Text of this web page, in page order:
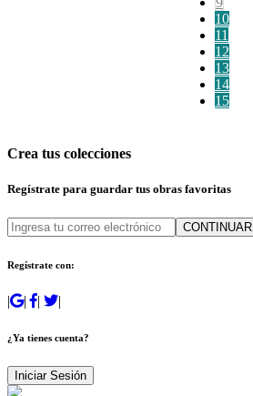
10
11
12
13
14
15
Crea tus colecciones
Regístrate para guardar tus obras favoritas
CONTINUAR
Regístrate con:
| | | |
¿Ya tienes cuenta?
Iniciar Sesión